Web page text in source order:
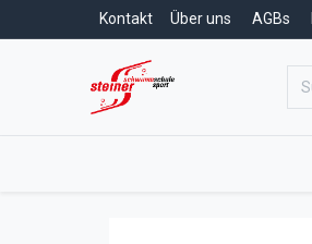
Kontakt Über uns AGBs